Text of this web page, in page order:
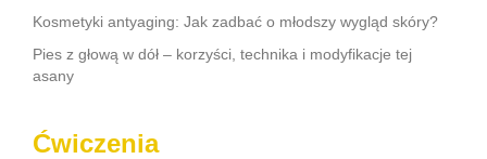
Kosmetyki antyaging: Jak zadbać o młodszy wygląd skóry?
Pies z głową w dół – korzyści, technika i modyfikacje tej
asany
Ćwiczenia